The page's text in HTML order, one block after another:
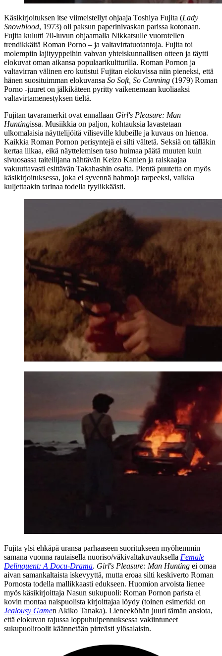
Käsikirjoituksen itse viimeistellyt ohjaaja Toshiya Fujita (Lady
Snowblood, 1973) oli paksun paperinivaskan parissa kotonaan.
Fujita kulutti 70‑luvun ohjaamalla Nikkatsulle vuorotellen
trendikkäitä Roman Porno – ja valtavirtatuotantoja. Fujita toi
molempiin lajityyppeihin vahvan yhteiskunnallisen otteen ja täytti
elokuvat oman aikansa populaarikultturilla. Roman Pornon ja
valtavirran välinen ero kutistui Fujitan elokuvissa niin pieneksi, että
hänen suosituimman elokuvansa So Soft, So Cunning (1979) Roman
Porno ‑juuret on jälkikäteen pyritty vaikenemaan kuoliaaksi
valtavirtamenestyksen tieltä.
Fujitan tavaramerkit ovat ennallaan Girl's Pleasure: Man
Huntingissa. Musiikkia on paljon, kohtauksia lavastetaan
ulkomalaisia näyttelijöitä viliseville klubeille ja kuvaus on hienoa.
Kaikkia Roman Pornon perisyntejä ei silti vältetä. Seksiä on tälläkin
kertaa liikaa, eikä näyttelemisen taso huimaa päätä muuten kuin
sivuosassa taiteilijana nähtävän Keizo Kanien ja raiskaajaa
vakuuttavasti esittävän Takahashin osalta. Pientä puutetta on myös
käsikirjoituksessa, joka ei syvennä hahmoja tarpeeksi, vaikka
kuljettaakin tarinaa todella tyylikkäästi.
Fujita ylsi ehkäpä uransa parhaaseen suoritukseen myöhemmin
samana vuonna rautaisella nuoriso/väkivaltakuvauksella Female
Delinquent: A Docu-Drama. Girl's Pleasure: Man Hunting ei omaa
aivan samankaltaista iskevyyttä, mutta eroaa silti keskiverto Roman
Pornosta todella mallikkaasti edukseen. Huomion arvoista lienee
myös käsikirjoittaja Nasun sukupuoli: Roman Pornon parista ei
kovin montaa naispuolista kirjoittajaa löydy (toinen esimerkki on
Jealousy Gamen Akiko Tanaka). Lieneeköhän juuri tämän ansiota,
että elokuvan rajussa loppuhuipennuksessa vakiintuneet
sukupuoliroolit käännetään pirteästi ylösalaisin.